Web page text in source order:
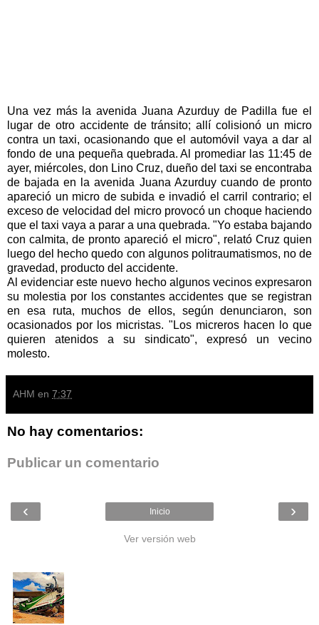
Una vez más la avenida Juana Azurduy de Padilla fue el
lugar de otro accidente de tránsito; allí colisionó un micro
contra un taxi, ocasionando que el automóvil vaya a dar al
fondo de una pequeña quebrada. Al promediar las 11:45 de
ayer, miércoles, don Lino Cruz, dueño del taxi se encontraba
de bajada en la avenida Juana Azurduy cuando de pronto
apareció un micro de subida e invadió el carril contrario; el
exceso de velocidad del micro provocó un choque haciendo
que el taxi vaya a parar a una quebrada. "Yo estaba bajando
con calmita, de pronto apareció el micro", relató Cruz quien
luego del hecho quedo con algunos politraumatismos, no de
gravedad, producto del accidente.
Al evidenciar este nuevo hecho algunos vecinos expresaron
su molestia por los constantes accidentes que se registran
en esa ruta, muchos de ellos, según denunciaron, son
ocasionados por los micristas. "Los micreros hacen lo que
quieren atenidos a su sindicato", expresó un vecino
molesto.
AHM en 7:37
No hay comentarios:
Publicar un comentario
‹ ›
Inicio
Ver versión web